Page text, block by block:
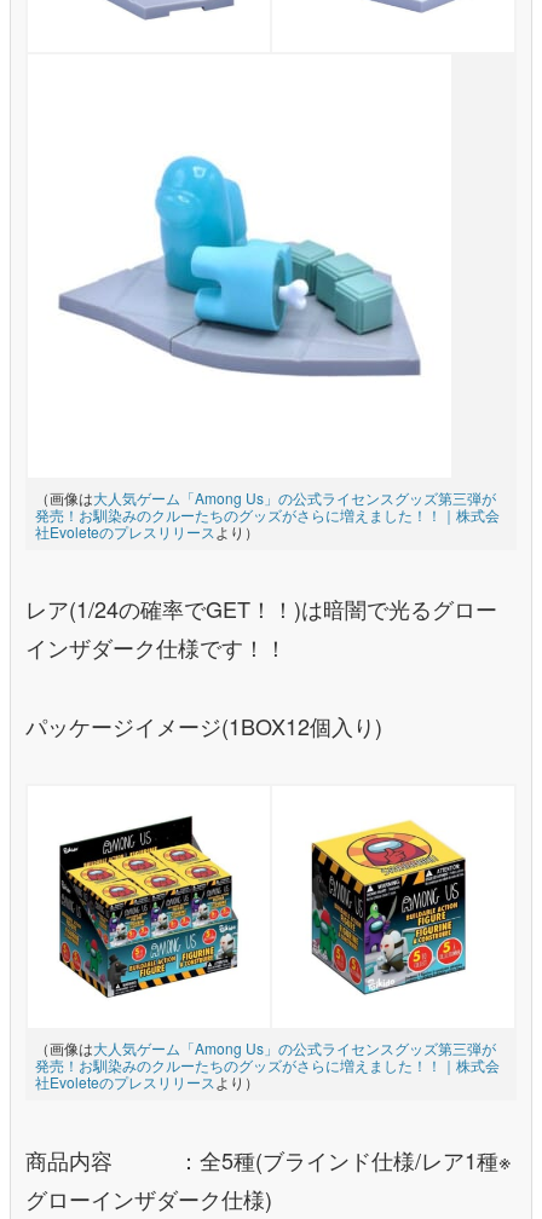
（画像は大人気ゲーム「Among Us」の公式ライセンスグッズ第三弾が
発売！お馴染みのクルーたちのグッズがさらに増えました！！｜株式会
社Evoleteのプレスリリース より）
レア(1/24の確率でGET！！)は暗闇で光るグロー
インザダーク仕様です！！
パッケージイメージ(1BOX12個入り)
（画像は大人気ゲーム「Among Us」の公式ライセンスグッズ第三弾が
発売！お馴染みのクルーたちのグッズがさらに増えました！！｜株式会
社Evoleteのプレスリリース より）
商品内容 ：全5種(ブラインド仕様/レア1種※
グローインザダーク仕様)